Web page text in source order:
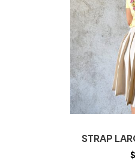
STRAP
$